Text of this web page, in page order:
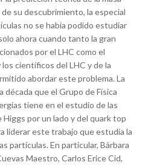
su descubrimiento, la especial
no se había podido estudiar
ahora cuando tanto la gran
por el LHC como el
científicos del LHC y de la
abordar este problema. La
década que el Grupo de Física
tiene en el estudio de las
por un lado y del quark top
liderar este trabajo que estudia la
partículas. En particular, Bárbara
Maestro, Carlos Erice Cid,